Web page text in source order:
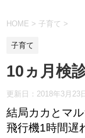
HOME > 子育て >
子育て
10ヵ月検
更新日： 2018年3月23
結局カカとマ
飛行機1時間遅